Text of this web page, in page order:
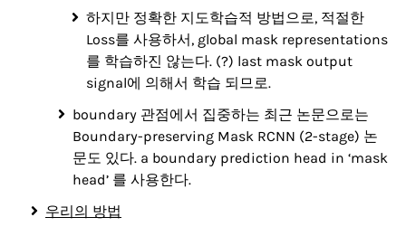
하지만 정확한 지도학습적 방법으로, 적절한
Loss를 사용하서, global mask representations
를 학습하진 않는다. (?) last mask output
signal에 의해서 학습 되므로.
boundary 관점에서 집중하는 최근 논문으로는
Boundary-preserving Mask RCNN (2-stage) 논
문도 있다. a boundary prediction head in ‘mask
head’ 를 사용한다.
우리의 방법